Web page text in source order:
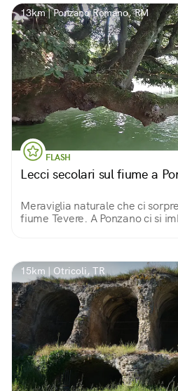
13km | Ponzano Romano, RM
FLASH
Lecci secolari sul fiume a
Meraviglia naturale che ci
fiume Tevere. A Ponzano ci si
15km | Otricoli, TR